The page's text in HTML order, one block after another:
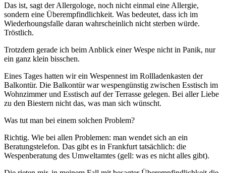
Das ist, sagt der Allergologe, noch nicht einmal eine Allergie,
sondern eine Überempfindlichkeit. Was bedeutet, dass ich im
Wiederhoungsfalle daran wahrscheinlich nicht sterben würde.
Tröstlich.
Trotzdem gerade ich beim Anblick einer Wespe nicht in Panik, nur
ein ganz klein bisschen.
Eines Tages hatten wir ein Wespennest im Rollladenkasten der
Balkontür. Die Balkontür war wespengünstig zwischen Esstisch im
Wohnzimmer und Esstisch auf der Terrasse gelegen. Bei aller Liebe
zu den Biestern nicht das, was man sich wünscht.
Was tut man bei einem solchen Problem?
Richtig. Wie bei allen Problemen: man wendet sich an ein
Beratungstelefon. Das gibt es in Frankfurt tatsächlich: die
Wespenberatung des Umweltamtes (gell: was es nicht alles gibt).